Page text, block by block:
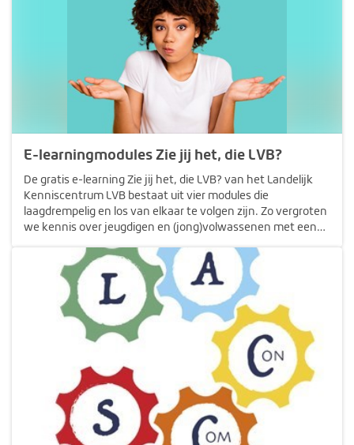
E-learningmodules Zie jij het, die LVB?
De gratis e-learning Zie jij het, die LVB? van het Landelijk
Kenniscentrum LVB bestaat uit vier modules die
laagdrempelig en los van elkaar te volgen zijn. Zo vergroten
we kennis over jeugdigen en (jong)volwassenen met een
jouw kennis…